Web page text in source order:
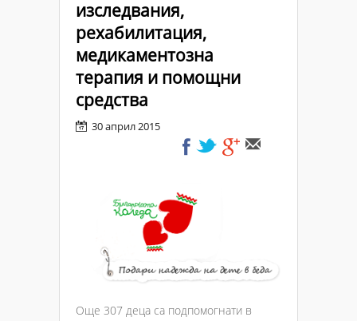
Коледа" 2014/2015
г.
изследвания,
рехабилитация,
медикаментозна
терапия и помощни
средства
30 април 2015
Още 307 деца са подпомогнати в